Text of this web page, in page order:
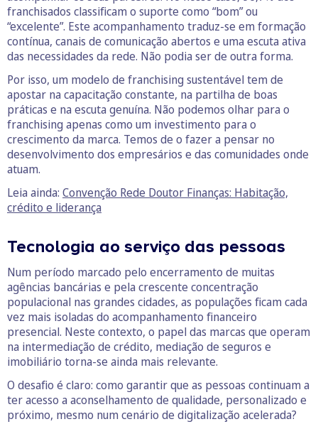
franchisados classificam o suporte como “bom” ou
“excelente”. Este acompanhamento traduz-se em formação
contínua, canais de comunicação abertos e uma escuta ativa
das necessidades da rede. Não podia ser de outra forma.
Por isso, um modelo de franchising sustentável tem de
apostar na capacitação constante, na partilha de boas
práticas e na escuta genuína. Não podemos olhar para o
franchising apenas como um investimento para o
crescimento da marca. Temos de o fazer a pensar no
desenvolvimento dos empresários e das comunidades onde
atuam.
Leia ainda: Convenção Rede Doutor Finanças: Habitação,
crédito e liderança
Tecnologia ao serviço das pessoas
Num período marcado pelo encerramento de muitas
agências bancárias e pela crescente concentração
populacional nas grandes cidades, as populações ficam cada
vez mais isoladas do acompanhamento financeiro
presencial. Neste contexto, o papel das marcas que operam
na intermediação de crédito, mediação de seguros e
imobiliário torna-se ainda mais relevante.
O desafio é claro: como garantir que as pessoas continuam a
ter acesso a aconselhamento de qualidade, personalizado e
próximo, mesmo num cenário de digitalização acelerada?